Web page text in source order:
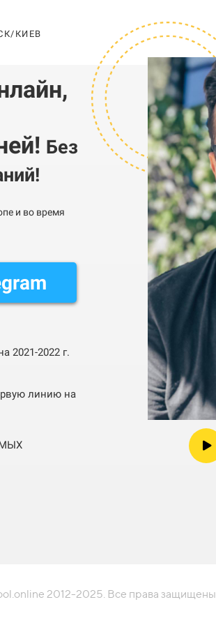
КИЕВ
Без
и во время
2021-2022 г.
линию на
2012-2025. Все права защищены